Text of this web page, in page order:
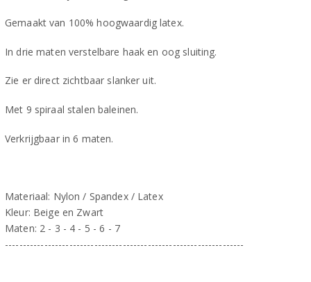
Gemaakt van 100% hoogwaardig latex.
In drie maten verstelbare haak en oog sluiting.
Zie er direct zichtbaar slanker uit.
Met 9 spiraal stalen baleinen.
Verkrijgbaar in 6 maten.
Materiaal: Nylon / Spandex / Latex
Kleur: Beige en Zwart
Maten: 2 - 3 - 4 - 5 - 6 - 7
-------------------------------------------------------------------